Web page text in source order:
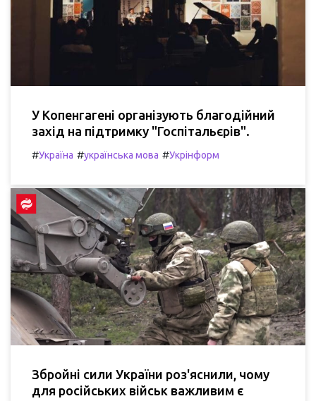
У Копенгагені організують благодійний
захід на підтримку "Госпітальєрів".
#Україна #українська мова #Укрінформ
Збройні сили України роз'яснили, чому
для російських військ важливим є